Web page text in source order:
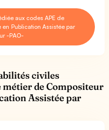
aux codes APE de
Publication Assistée par
-PAO-
civiles
de Compositeur
Assistée par